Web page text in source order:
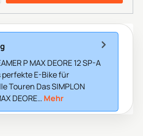
P MAX DEORE 12 SP-A
perfekte E-Bike für
Touren Das SIMPLON
DEORE… Mehr